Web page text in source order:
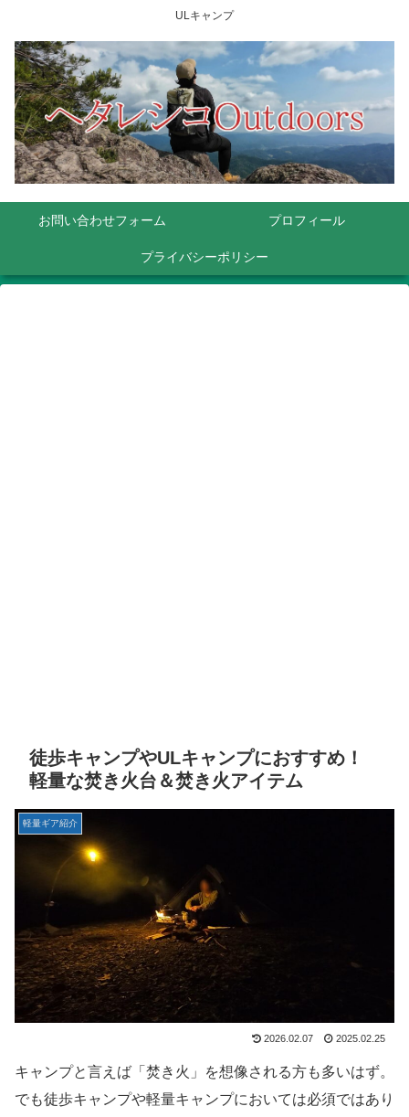
ULキャンプ
お問い合わせフォーム プロフィール
プライバシーポリシー
徒歩キャンプやULキャンプにおすすめ！
軽量な焚き火台＆焚き火アイテム
軽量ギア紹介
2026.02.07 2025.02.25
キャンプと言えば「焚き火」を想像される方も多いはず。
でも徒歩キャンプや軽量キャンプにおいては必須ではあり